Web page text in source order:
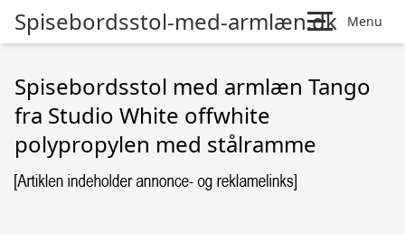
Spisebordsstol-med-armlæn.dk Menu
Spisebordsstol med armlæn Tango
fra Studio White offwhite
polypropylen med stålramme